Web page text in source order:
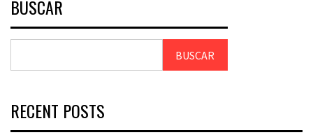
BUSCAR
BUSCAR
RECENT POSTS